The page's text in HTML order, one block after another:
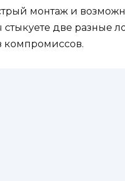
монтаж и
две разные
компромиссов.